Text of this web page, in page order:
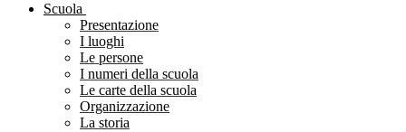
Scuola
Presentazione
I luoghi
Le persone
I numeri della scuola
Le carte della scuola
Organizzazione
La storia